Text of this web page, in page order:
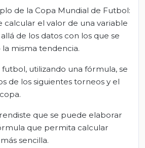
de la Copa Mundial de Futbol:
calcular el valor de una variable
de los datos con los que se
misma tendencia.
utilizando una fórmula, se
de los siguientes torneos y el
que se puede elaborar
que permita calcular
sencilla.